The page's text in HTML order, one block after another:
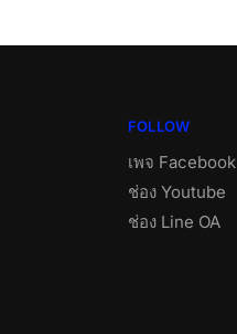
FOLLOW
เพจ Facebook
ช่อง Youtube
ช่อง Line OA